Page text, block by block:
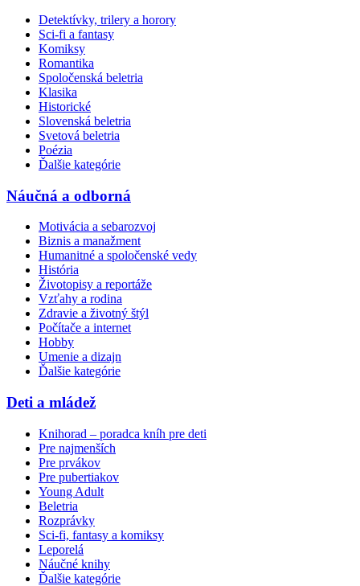
Detektívky, trilery a horory
Sci-fi a fantasy
Komiksy
Romantika
Spoločenská beletria
Klasika
Historické
Slovenská beletria
Svetová beletria
Poézia
Ďalšie kategórie
Náučná a odborná
Motivácia a sebarozvoj
Biznis a manažment
Humanitné a spoločenské vedy
História
Životopisy a reportáže
Vzťahy a rodina
Zdravie a životný štýl
Počítače a internet
Hobby
Umenie a dizajn
Ďalšie kategórie
Deti a mládež
Knihorad – poradca kníh pre deti
Pre najmenších
Pre prvákov
Pre pubertiakov
Young Adult
Beletria
Rozprávky
Sci-fi, fantasy a komiksy
Leporelá
Náučné knihy
Ďalšie kategórie